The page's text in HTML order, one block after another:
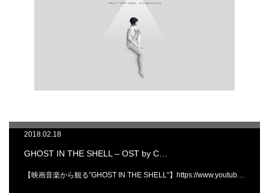
2018.02.18
GHOST IN THE SHELL – OST by C…
【映画音楽から観る”GHOST IN THE SHELL"】https://www.youtub…